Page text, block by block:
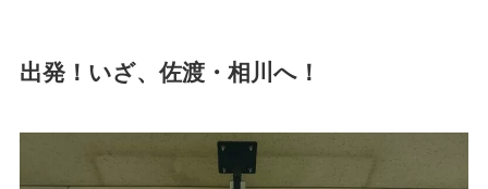
出発！いざ、佐渡・相川へ！